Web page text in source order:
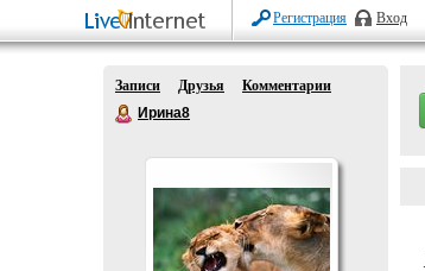
Регистрация Вход
Записи Друзья
Комментарии
Ирина8